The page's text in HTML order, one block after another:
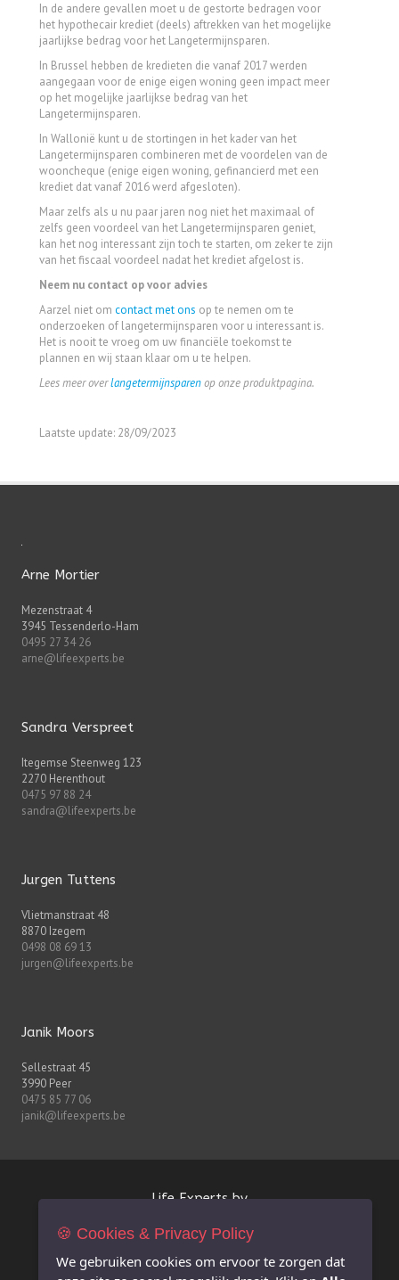
In de andere gevallen moet u de gestorte bedragen voor
het hypothecair krediet (deels) aftrekken van het mogelijke
jaarlijkse bedrag voor het Langetermijnsparen.
In Brussel hebben de kredieten die vanaf 2017 werden
aangegaan voor de enige eigen woning geen impact meer
op het mogelijke jaarlijkse bedrag van het
Langetermijnsparen.
In Wallonië kunt u de stortingen in het kader van het
Langetermijnsparen combineren met de voordelen van de
wooncheque (enige eigen woning, gefinancierd met een
krediet dat vanaf 2016 werd afgesloten).
Maar zelfs als u nu paar jaren nog niet het maximaal of
zelfs geen voordeel van het Langetermijnsparen geniet,
kan het nog interessant zijn toch te starten, om zeker te zijn
van het fiscaal voordeel nadat het krediet afgelost is.
Neem nu contact op voor advies
Aarzel niet om contact met ons op te nemen om te
onderzoeken of langetermijnsparen voor u interessant is.
Het is nooit te vroeg om uw financiële toekomst te
plannen en wij staan klaar om u te helpen.
Lees meer overlangetermijnsparenop onze produktpagina.
Laatste update: 28/09/2023
Arne Mortier
Mezenstraat 4
3945 Tessenderlo-Ham
0495 27 34 26
arne@lifeexperts.be
Sandra Verspreet
Itegemse Steenweg 123
2270 Herenthout
0475 97 88 24
sandra@lifeexperts.be
Jurgen Tuttens
Vlietmanstraat 48
8870 Izegem
0498 08 69 13
jurgen@lifeexperts.be
Janik Moors
Sellestraat 45
3990 Peer
0475 85 77 06
janik@lifeexperts.be
Life Experts bv
FSMA-nr. 0627.926.530
RPR Antwerpen afdeling Hasselt
🍪 Cookies & Privacy Policy
We gebruiken cookies om ervoor te zorgen dat